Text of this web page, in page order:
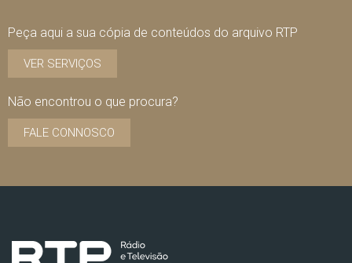
Peça aqui a sua cópia de conteúdos do arquivo RTP
VER SERVIÇOS
Não encontrou o que procura?
FALE CONNOSCO